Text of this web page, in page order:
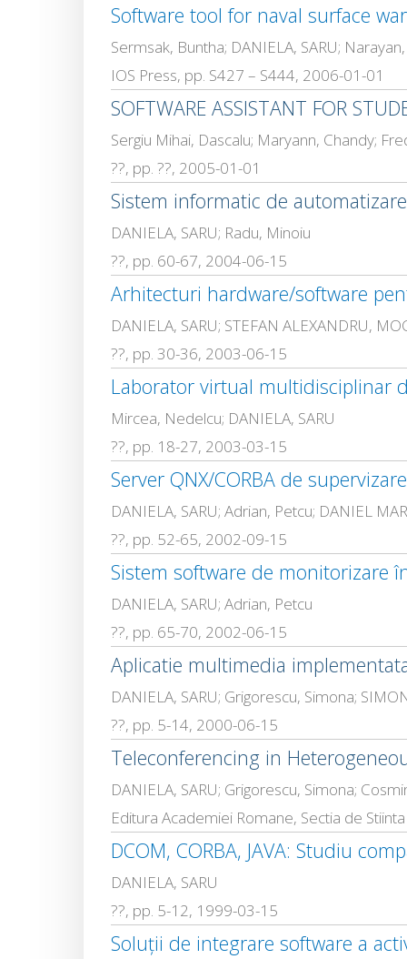
Software tool for naval surface
Sermsak, Buntha; DANIELA, SARU;
IOS Press, pp. S427 – S444, 2006-01-01
SOFTWARE ASSISTANT FOR
Sergiu Mihai, Dascalu; Maryann, Chandy;
??, pp. ??, 2005-01-01
Sistem informatic de
DANIELA, SARU; Radu, Minoiu
??, pp. 60-67, 2004-06-15
Arhitecturi hardware/software
DANIELA, SARU; STEFAN ALEXANDRU,
??, pp. 30-36, 2003-06-15
Laborator virtual multidisciplinar
Mircea, Nedelcu; DANIELA, SARU
??, pp. 18-27, 2003-03-15
Server QNX/CORBA de
DANIELA, SARU; Adrian, Petcu; DANIEL
??, pp. 52-65, 2002-09-15
Sistem software de monitorizare
DANIELA, SARU; Adrian, Petcu
??, pp. 65-70, 2002-06-15
Aplicatie multimedia
DANIELA, SARU; Grigorescu, Simona;
??, pp. 5-14, 2000-06-15
Teleconferencing in
DANIELA, SARU; Grigorescu, Simona;
Editura Academiei Romane, Sectia de
DCOM, CORBA, JAVA: Studiu
DANIELA, SARU
??, pp. 5-12, 1999-03-15
Soluţii de integrare software a